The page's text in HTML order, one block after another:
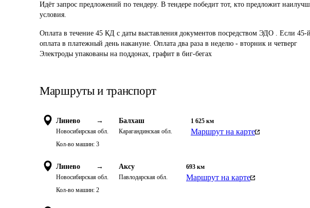
Идёт запрос предложений по тендеру. В тендере победит тот, кто предложит
условия.
Оплата в течение 45 КД с даты выставления документов посредством ЭДО . Если
оплата в платежный день накануне. Оплата два раза в неделю - вторник и четверг
Электроды упакованы на поддонах, графит в биг-бегах
Маршруты и транспорт
Линево →
Новосибирская обл.
Балхаш
Карагандинская обл.
1 625 км
Маршрут на карте
Кол-во машин: 3
Линево →
Новосибирская обл.
Аксу
Павлодарская обл.
693 км
Маршрут на карте
Кол-во машин: 2